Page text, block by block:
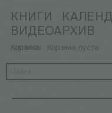
КНИГИ
ВИДЕОАРХИВ
Корзина: Корзина пуста